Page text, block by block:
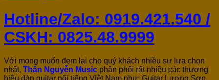
Hotline/Zalo: 0919.421.540 /
CSKH: 0825.48.9999
Với mong muốn đem lại cho quý khách nhiều sự lựa chọn
nhất, Thân Nguyễn Music phân phối rất nhiều các thương